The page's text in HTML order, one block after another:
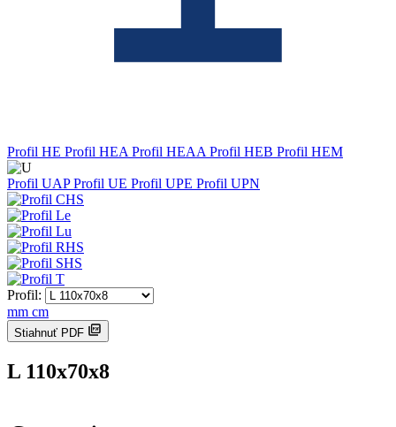
Profil HE Profil HEA Profil HEAA Profil HEB Profil HEM
Profil UAPProfil UE Profil UPE Profil UPN
Profil:
mm cm
Stiahnuť PDF
L 110x70x8